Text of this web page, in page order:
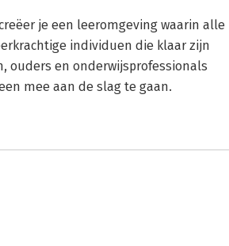
je een leeromgeving waarin alle
individuen die klaar zijn
ouders en onderwijsprofessionals
mee aan de slag te gaan.